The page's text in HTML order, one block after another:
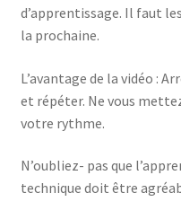
d’apprentissage. Il faut
la prochaine.
L’avantage de la vidéo :
et répéter. Ne vous
votre rythme.
N’oubliez- pas que
technique doit être